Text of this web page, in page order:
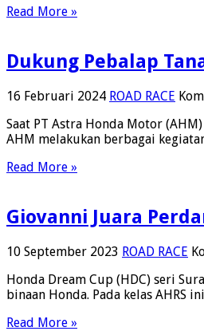
Read More »
Dukung Pebalap
16 Februari 2024 ROAD RACE
Saat PT Astra Honda Motor
AHM melakukan berbagai
Read More »
Giovanni Juara
10 September 2023 ROAD RACE
Honda Dream Cup (HDC) seri
binaan Honda. Pada kelas AHRS
Read More »